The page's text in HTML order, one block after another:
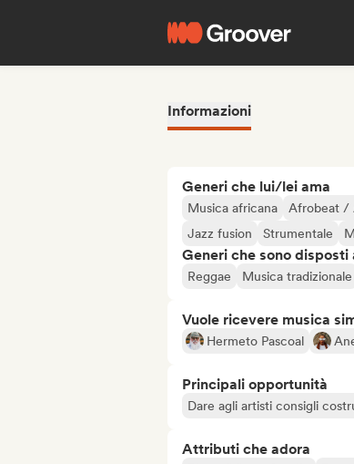
Informazioni
Generi che lui/lei ama
Musica africana Afrobeat /
Jazz fusion
Strumentale
Generi che sono
Reggae Musica tradizionale
Vuole ricevere musica
Hermeto Pascoal
Principali opportunità
Dare agli artisti consigli
Attributi che adora